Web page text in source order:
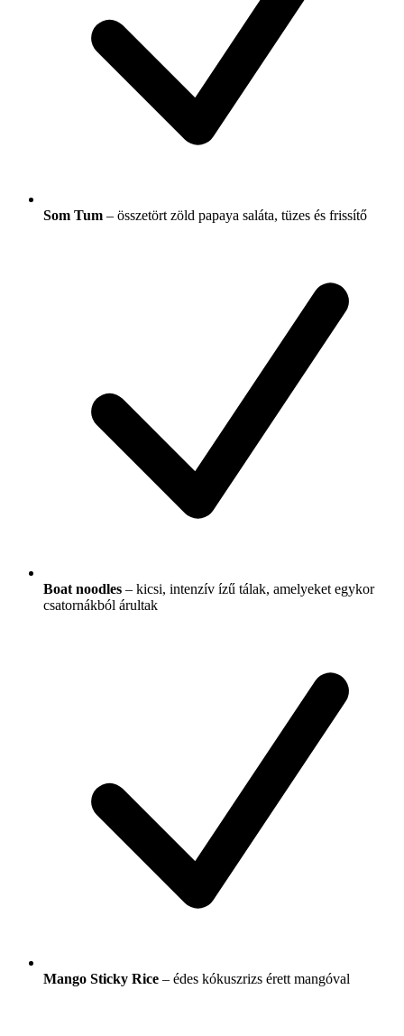
Som Tum – összetört zöld papaya saláta, tüzes és frissítő
Boat noodles – kicsi, intenzív ízű tálak, amelyeket egykor
csatornákból árultak
Mango Sticky Rice – édes kókuszrizs érett mangóval